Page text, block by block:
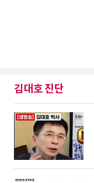
김대호 진단